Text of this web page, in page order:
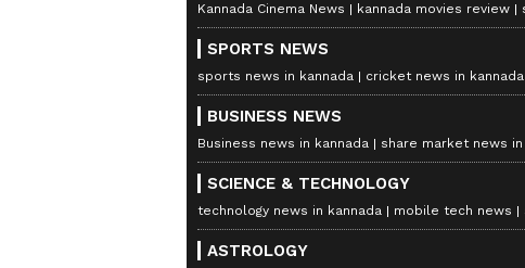
Kannada Cinema News kannada movies review
SPORTS NEWS
sports news in kannada cricket news in kannada
BUSINESS NEWS
Business news in kannada share market news in
SCIENCE & TECHNOLOGY
technology news in kannada mobile tech news
ASTROLOGY